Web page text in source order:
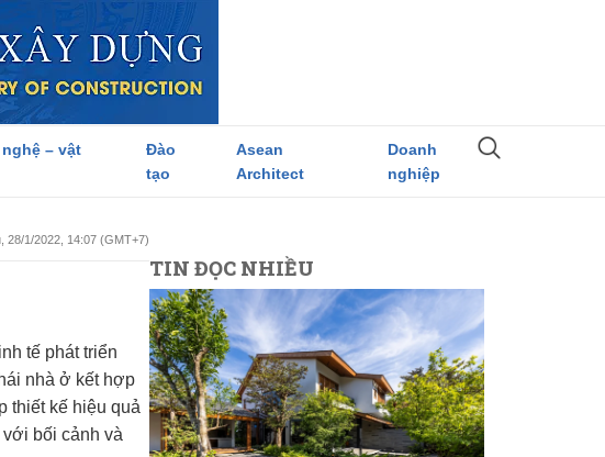
– vật
Đào
tạo
Asean
Architect
Doanh
nghiệp
28/1/2022, 14:07 (GMT+7)
tế phát triển
nhà ở kết hợp
thiết kế hiệu quả
bối cảnh và
TIN ĐỌC NHIỀU